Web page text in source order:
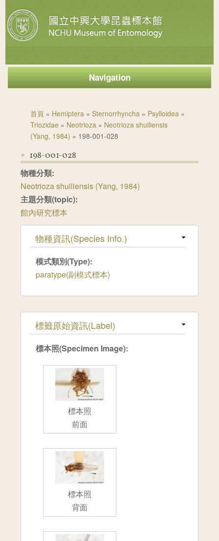
Navigation
首頁 » Hemiptera »Sternorrhyncha » Psylloidea »
Triozidae » Neotrioza » Neotrioza shuiliensis
(Yang, 1984) » 198-001-028
198-001-028
物種分類:
Neotrioza shuiliensis (Yang, 1984)
主題分類(topic):
館內研究標本
隱藏
物種資訊(Species Info.)
模式類別(Type):
paratype(副模式標本)
隱藏
標籤原始資訊(Label)
標本照(Specimen Image):
標本照
前面
標本照
背面